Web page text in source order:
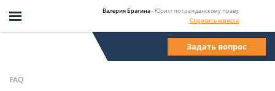
Валерия Брагина- Юрист по гражданскому праву
Спросить юриста
Задать вопрос
FAQ